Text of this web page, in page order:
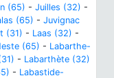
(65) - Juilles (32) -
(65) - Juvignac
(31) - Laas (32) -
(65) - Labarthe-
- Labarthète (32)
- Labastide-